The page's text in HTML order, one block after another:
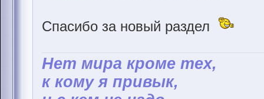
Спасибо за новый раздел
Hет мира кроме тех,
к кому я привык,